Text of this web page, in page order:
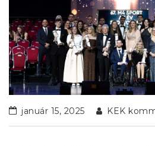
január 15, 2025 KEK